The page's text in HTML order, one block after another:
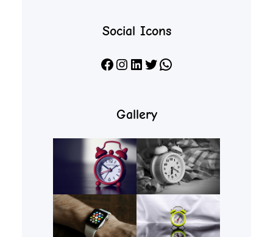
Social Icons
Facebook Instagram LinkedIn X WhatsApp
Gallery